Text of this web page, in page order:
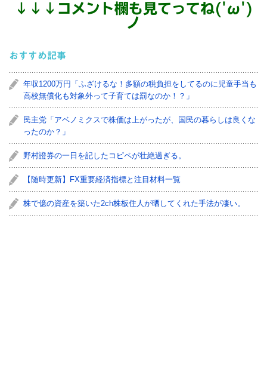
↓ ↓ ↓ コメント欄も見てってね('ω')
ノ
おすすめ記事
年収1200万円「ふざけるな！多額の税負担をしてるのに児童手当も
高校無償化も対象外って子育ては罰なのか！？」
民主党「アベノミクスで株価は上がったが、国民の暮らしは良くな
ったのか？」
野村證券の一日を記したコピペが壮絶過ぎる。
【随時更新】FX重要経済指標と注目材料一覧
株で億の資産を築いた2ch株板住人が晒してくれた手法が凄い。